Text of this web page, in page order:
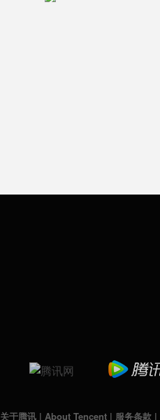
关于腾讯| About Tencent| 服务条款|